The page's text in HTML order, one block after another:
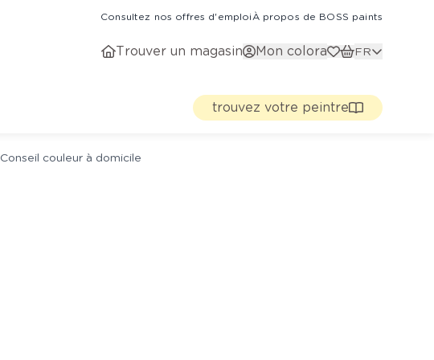
Consultez nos offres d'emploiÀ propos de BOSS paints
Trouver un magasin Mon colora FR
trouvez votre peintre
Conseil couleur à domicile